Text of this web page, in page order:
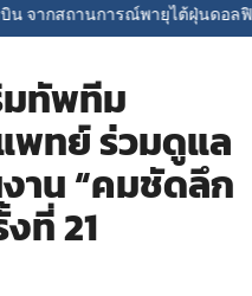
สถานการณ์พายุไต้ฝุ่นดอลฟิน|
มทัพทีม
พทย์ ร่วมดูแล
าน “คมชัดลึก
ที่ 21